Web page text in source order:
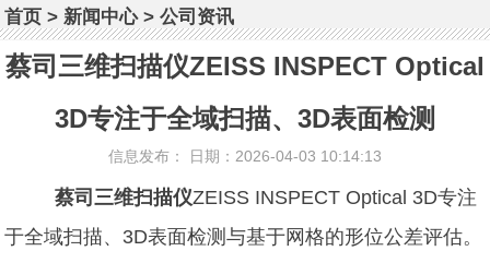
首页 > 新闻中心>公司资讯
蔡司三维扫描仪ZEISS INSPECT Optical
3D专注于全域扫描、3D表面检测
信息发布： 日期：2026-04-03 10:14:13
蔡司三维扫描仪ZEISS INSPECT Optical 3D专注
于全域扫描、3D表面检测与基于网格的形位公差评估。